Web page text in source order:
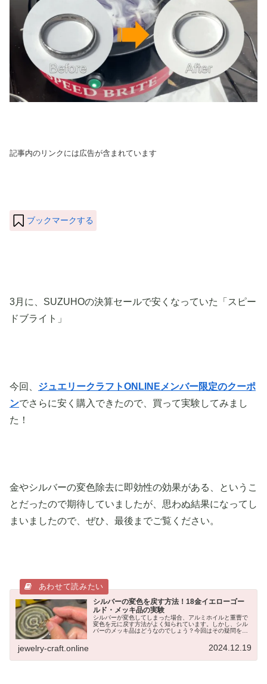
記事内のリンクには広告が含まれています
ブックマークする
3月に、SUZUHOの決算セールで安くなっていた「スピー
ドブライト」
今回、 ジュエリークラフトONLINEメンバー限定のクーポ
ンでさらに安く購入できたので、買って実験してみまし
た！
金やシルバーの変色除去に即効性の効果がある、というこ
とだったので期待していましたが、思わぬ結果になってし
まいましたので、ぜひ、最後までご覧ください。
シルバーの変色を戻す方法！18金イエローゴー
ルド・メッキ品の実験
シルバーが変色してしまった場合、アルミホイルと重曹で
変色を元に戻す方法がよく知られています。しかし、シル
バーのメッキ品はどうなのでしょう？今回はその疑問を解
jewelry-craft.online 2024.12.19